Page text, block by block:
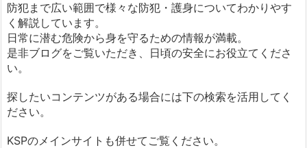
防犯まで広い範囲で様々な防犯・護身についてわかりやす
く解説しています。
日常に潜む危険から身を守るための情報が満載。
是非ブログをご覧いただき、日頃の安全にお役立てくださ
い。
探したいコンテンツがある場合には下の検索を活用してく
ださい。
KSPのメインサイトも併せてご覧ください。